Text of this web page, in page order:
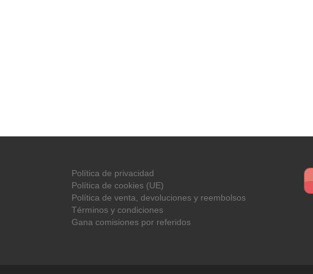
Política de privacidad
Política de cookies (UE)
Política de venta, devoluciones y reembolsos
Términos y condiciones
Gana comisiones por referidos